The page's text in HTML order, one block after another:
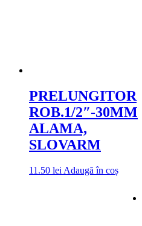
PRELUNGITOR
ROB.1/2″-30MM
ALAMA,
SLOVARM
11.50 lei Adaugă în coș